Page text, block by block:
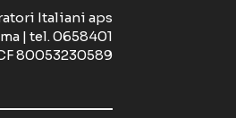
Italiani aps
| tel. 0658401
80053230589